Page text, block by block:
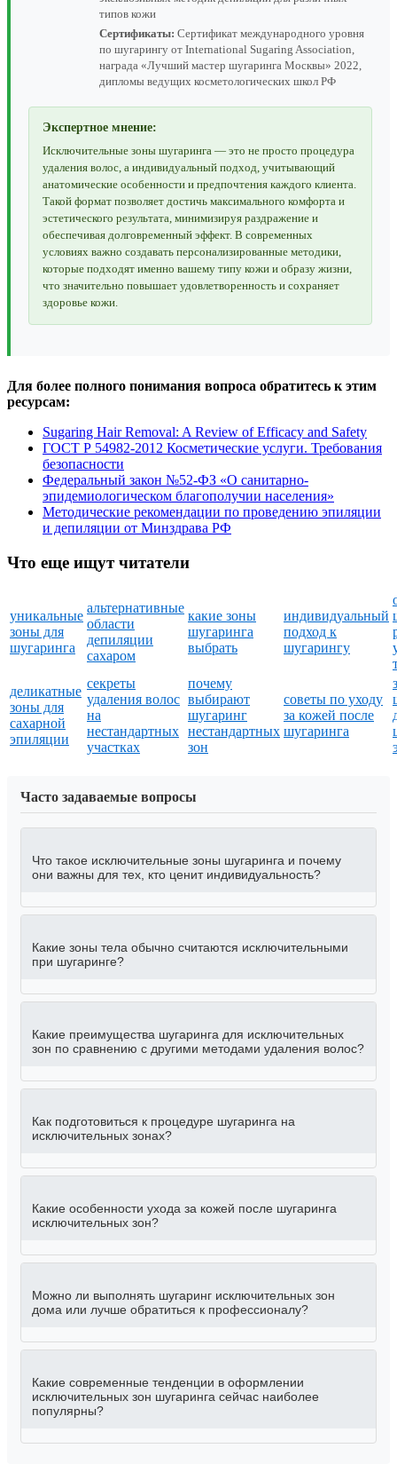
типов кожи
Сертификаты: Сертификат международного уровня
по шугарингу от International Sugaring Association,
награда «Лучший мастер шугаринга Москвы» 2022,
дипломы ведущих косметологических школ РФ
Экспертное мнение:
Исключительные зоны шугаринга — это не просто процедура
удаления волос, а индивидуальный подход, учитывающий
анатомические особенности и предпочтения каждого клиента.
Такой формат позволяет достичь максимального комфорта и
эстетического результата, минимизируя раздражение и
обеспечивая долговременный эффект. В современных
условиях важно создавать персонализированные методики,
которые подходят именно вашему типу кожи и образу жизни,
что значительно повышает удовлетворенность и сохраняет
здоровье кожи.
Для более полного понимания вопроса обратитесь к этим
ресурсам:
Sugaring Hair Removal: A Review of Efficacy and Safety
ГОСТ Р 54982-2012 Косметические услуги. Требования
безопасности
Федеральный закон №52-ФЗ «О санитарно-
эпидемиологическом благополучии населения»
Методические рекомендации по проведению эпиляции
и депиляции от Минздрава РФ
Что еще ищут читатели
уникальные
зоны для
шугаринга
альтернативные
области
депиляции
сахаром
какие зоны
шугаринга
выбрать
индивидуальный
подход к
шугарингу
деликатные
зоны для
сахарной
эпиляции
секреты
удаления волос
на
нестандартных
участках
почему
выбирают
шугаринг
нестандартных
зон
советы по уходу
за кожей после
шугаринга
Часто задаваемые вопросы
Что такое исключительные зоны шугаринга и почему
они важны для тех, кто ценит индивидуальность?
Какие зоны тела обычно считаются исключительными
при шугаринге?
Какие преимущества шугаринга для исключительных
зон по сравнению с другими методами удаления волос?
Как подготовиться к процедуре шугаринга на
исключительных зонах?
Какие особенности ухода за кожей после шугаринга
исключительных зон?
Можно ли выполнять шугаринг исключительных зон
дома или лучше обратиться к профессионалу?
Какие современные тенденции в оформлении
исключительных зон шугаринга сейчас наиболее
популярны?